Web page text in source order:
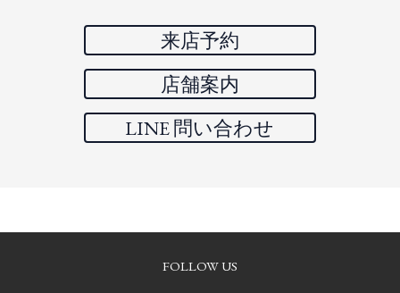
来店予約
店舗案内
LINE 問い合わせ
FOLLOW US